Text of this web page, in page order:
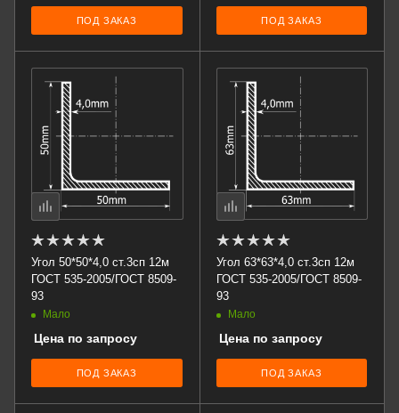
ПОД ЗАКАЗ ПОД ЗАКАЗ
Угол 50*50*4,0 ст.3сп 12м
ГОСТ 535-2005/ГОСТ 8509-
93
Мало
Цена по запросу
ПОД ЗАКАЗ
Угол 63*63*4,0 ст.3сп 12м
ГОСТ 535-2005/ГОСТ 8509-
93
Мало
Цена по запросу
ПОД ЗАКАЗ